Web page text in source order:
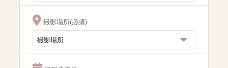
撮影場所(必須)